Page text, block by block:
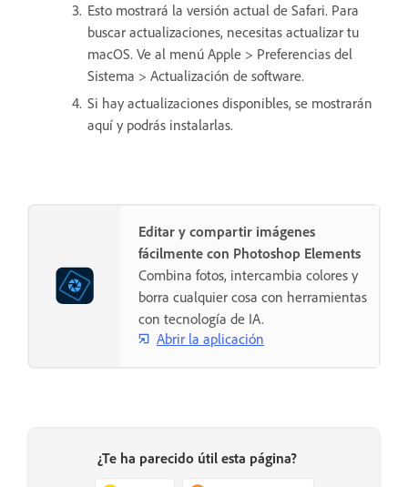
Esto mostrará la versión actual de Safari. Para
buscar actualizaciones, necesitas actualizar tu
macOS. Ve al menú Apple > Preferencias del
Sistema > Actualización de software.
Si hay actualizaciones disponibles, se mostrarán
aquí y podrás instalarlas.
Editar y compartir imágenes
fácilmente con Photoshop Elements
Combina fotos, intercambia colores y
borra cualquier cosa con herramientas
con tecnología de IA.
Abrir la aplicación
¿Te ha parecido útil esta página?